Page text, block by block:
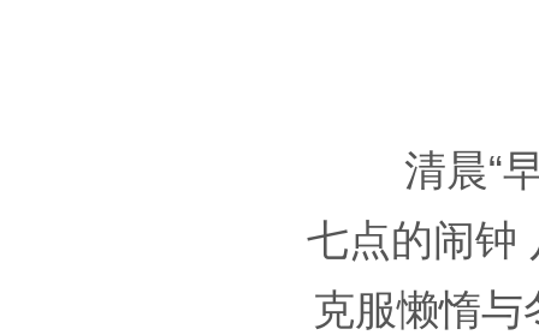
清晨“
七点的闹钟
克服懒惰与